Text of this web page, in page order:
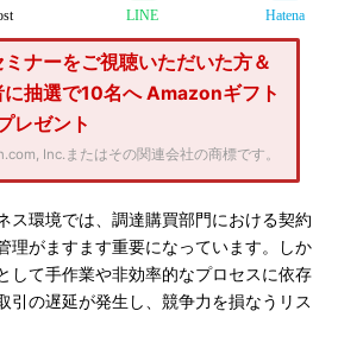
LINE Hatena
ミナーをご視聴いただいた方＆
抽選で10名へ Amazonギフト
レゼント
Inc.またはその関連会社の商標です。
ス環境では、調達購買部門における契約
理がますます重要になっています。しか
して手作業や非効率的なプロセスに依存
引の遅延が発生し、競争力を損なうリス